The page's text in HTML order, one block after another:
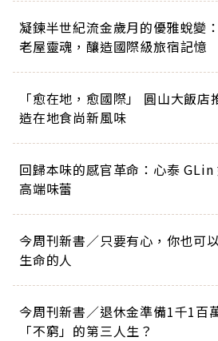
凝鍊半世紀流金歲月的優雅蛻變
老屋靈魂，釀造國際級旅宿記憶
「愈在地，愈國際」 圓山大飯
造在地食尚新風味
回歸本味的感官革命：心泰
高端味蕾
今周刊新書／只要有心，你也可
生命的人
今周刊新書／退休金準備1千1百
「不窮」的第三人生？